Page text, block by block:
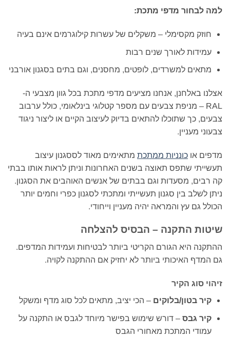
למה לבחור מדפי מתכת:
חוזק מקסימלי – משקלים של עשרות קילוגרמים אינם בעיה
עמידות לאורך שנים רבות
מתאים למשרדים, לופטים, מחסנים, וגם בתים בסגנון אורבני
אצלנו באלחנן, אנחנו מציעים מדפי מתכת בכל גוון מצבעי ה-
RAL – מניפת צבעים עם מספר קטלוגי בינלאומי, כולל ערבוב
צבעים, כך שתוכלו להתאים בדיוק לעיצוב הקיים או ליצור ניגוד
צבעוני מעניין.
מדפים או כונניות ממתכת מתאימים מאוד לססגנון עיצוב
תעשייתי שתפס תאוצה בשנים האחרונות וניתן לראות אותו בבתי
קה רבים, מסעדות וגם בבתים של אנשים האוהבים את הסגנון.
ניתן לשלב בין סגנון תעשייתי ומתכתי לסגנון כפרי וחמים יותר
הכולל גם עץ והמראה יהיה מעניין וייחודי.
שיטות התקנה – הבסיס להצלחה
ההתקנה היא הגורם הקריטי ביותר לבטיחות ועמידות המדפים.
גם המדף האיכותי ביותר לא יחזיק אם ההתקנה לקויה.
זיהוי סוג הקיר
קיר בטון/בלוקים – הכי יציב, מתאים לכל סוג מדף ומשקל
קיר גבס– דורש שימוש בפישר מיוחד לגבס או התקנה על
עמודי המתכת מאחורי הגבס